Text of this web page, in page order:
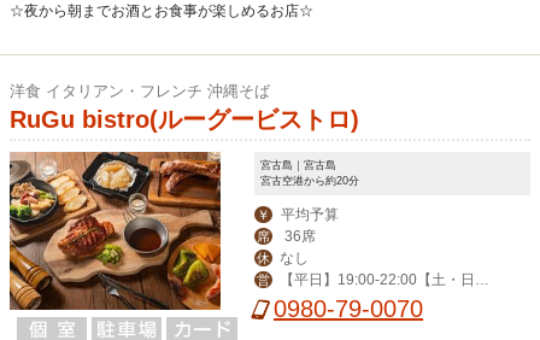
☆夜から朝までお酒とお食事が楽しめるお店☆
洋食 イタリアン・フレンチ 沖縄そば
RuGu bistro(ルーグービストロ)
宮古島｜宮古島
宮古空港から約20分
￥ 平均予算
席 36席
休 なし
営
【平日】19:00-22:00【土・日】1
1:30-14:00,19:00-22:00 （11/16-4/25
0980-79-0070